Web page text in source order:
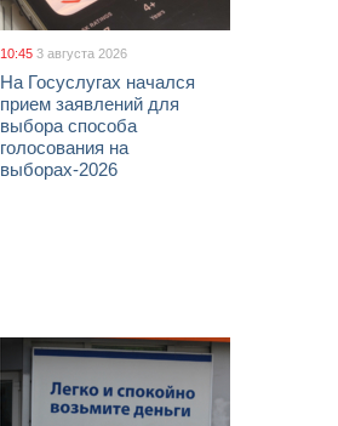
10:45 3 августа 2026
На Госуслугах начался
прием заявлений для
выбора способа
голосования на
выборах-2026